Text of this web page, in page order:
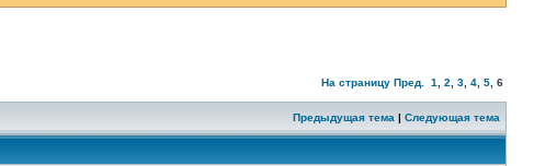
На страницу Пред. 1 2 3 4 5 6
Предыдущая тема | Следующая тема